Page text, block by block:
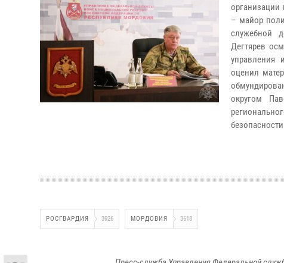
организации
– майор
служебной
Дегтярев
управления
оценил
округом
РОСГВАРДИЯ 3926 МОРДОВИЯ 3618